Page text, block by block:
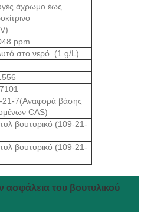
άχρωμο έως
ppm
στο νερό. (1 g/L).
21-7(Αναφορά βάσης
CAS)
βουτυρικό (109-21-
βουτυρικό (109-21-
ασφάλεια του βουτυλικού